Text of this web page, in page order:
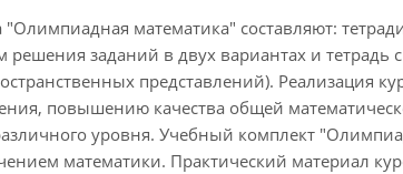
математика" составляют:
заданий в двух вариантах и
представлений). Реализация
повышению качества общей
уровня. Учебный комплект
математики. Практический материал